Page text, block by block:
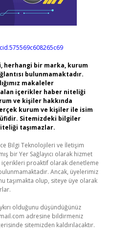
herhangi bir marka, kurum
bulunmamaktadır.
makaleler
alan içerikler haber niteliği
ve kişiler hakkında
kurum ve kişiler ile isim
Sitemizdeki bilgiler
taşımazlar.
Bilgi Teknolojileri ve İletişim
bir Yer Sağlayıcı olarak hizmet
proaktif olarak denetleme
Ancak, üyelerimiz
taşımakta olup, siteye üye olarak
olduğunu düşündüğünüz
adresine bildirmeniz
sitemizden kaldırılacaktır.